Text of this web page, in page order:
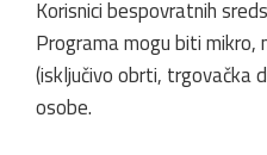
Korisnici bespovratnih
Programa mogu biti mikro,
(isključivo obrti, trgovačka
osobe.